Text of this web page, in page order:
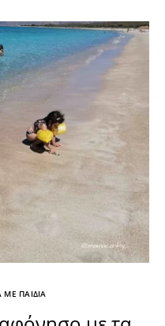
ΜΕ ΠΑΙΔΙΑ